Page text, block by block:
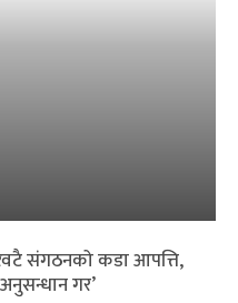
संगठनको कडा आपत्ति,
गर’